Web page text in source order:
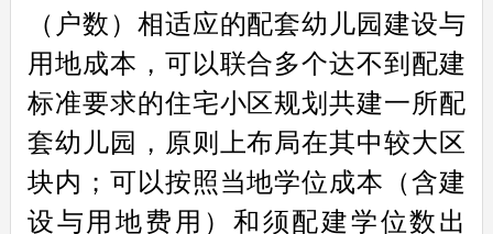
（户数）相适应的配套幼儿园建设与
用地成本，可以联合多个达不到配建
标准要求的住宅小区规划共建一所配
套幼儿园，原则上布局在其中较大区
块内；可以按照当地学位成本（含建
设与用地费用）和须配建学位数出